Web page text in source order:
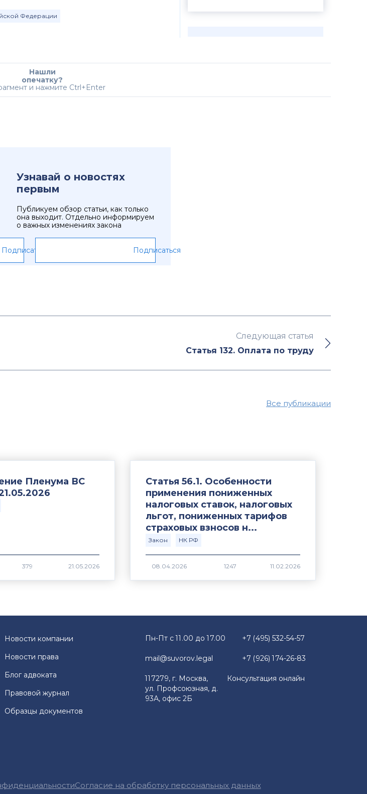
Федерации
Нашли
опечатку?
и нажмите Ctrl+Enter
Узнавай о новостях
первым
Публикуем обзор статьи, как только
она выходит. Отдельно информируем
о важных изменениях закона
Подписаться Подписаться
Следующая статья
Статья 132. Оплата по труду
Все публикации
Пленума ВС
379
Статья 56.1. Особенности
применения пониженных
налоговых ставок, налоговых
льгот, пониженных тарифов
страховых взносов н...
Закон НК РФ
1247
Новости компании
Новости права
Блог адвоката
Правовой журнал
Образцы документов
Пн-Пт с 11.00 до 17.00
mail@suvorov.legal
117279, г. Москва,
ул. Профсоюзная, д.
93А, офис 2Б
+7 (495) 532-54-57
+7 (926) 174-26-83
Консультация онлайн
Согласие на обработку персональных данных